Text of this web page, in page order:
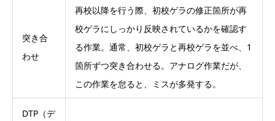
突き合
わせ
再校以降を行う際、初校ゲラの修正箇所が再
校ゲラにしっかり反映されているかを確認す
る作業。通常、初校ゲラと再校ゲラを並べ、1
箇所ずつ突き合わせる。アナログ作業だが、
この作業を怠ると、ミスが多発する。
DTP（デ